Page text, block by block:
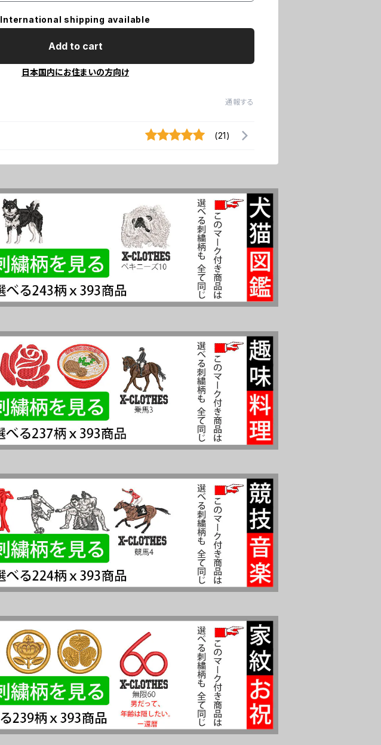
International shipping available
Add to cart
日本国内にお住まいの方向け
通報する
(21)